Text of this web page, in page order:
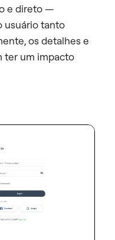
e direto —
usuário tanto
os detalhes e
ter um impacto